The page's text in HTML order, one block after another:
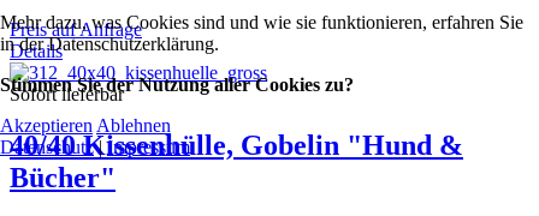
Preis auf Anfrage
Details
Sofort lieferbar
40/40 Kissenhülle, Gobelin "Hund &
Bücher"
Mehr dazu, was Cookies sind und wie sie funktionieren, erfahren Sie
in der Datenschutzerklärung.
Stimmen Sie der Nutzung aller Cookies zu?
Akzeptieren Ablehnen
Datenschutz|Impressum